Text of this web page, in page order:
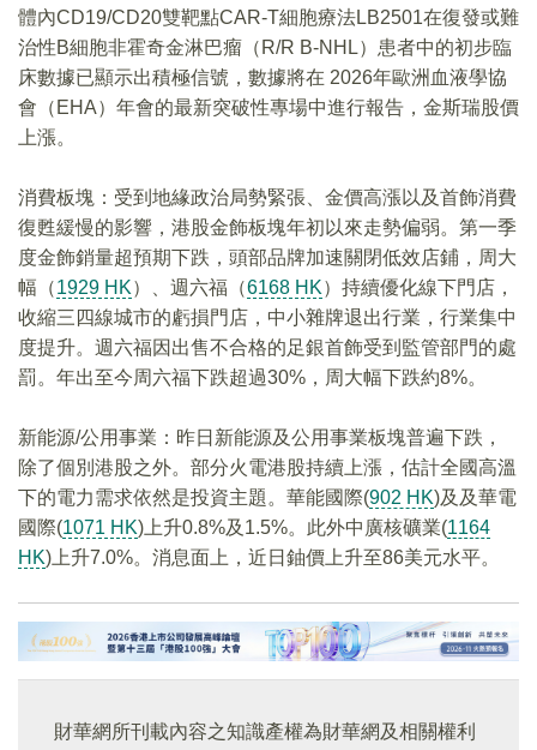
體內CD19/CD20雙靶點CAR-T細胞療法LB2501在復發或難
治性B細胞非霍奇金淋巴瘤（R/R B-NHL）患者中的初步臨
床數據已顯示出積極信號，數據將在 2026年歐洲血液學協
會（EHA）年會的最新突破性專場中進行報告，金斯瑞股價
上漲。
消費板塊：受到地緣政治局勢緊張、金價高漲以及首飾消費
復甦緩慢的影響，港股金飾板塊年初以來走勢偏弱。第一季
度金飾銷量超預期下跌，頭部品牌加速關閉低效店鋪，周大
幅（1929 HK）、週六福（6168 HK）持續優化線下門店，
收縮三四線城市的虧損門店，中小雜牌退出行業，行業集中
度提升。週六福因出售不合格的足銀首飾受到監管部門的處
罰。年出至今周六福下跌超過30%，周大幅下跌約8%。
新能源/公用事業：昨日新能源及公用事業板塊普遍下跌，
除了個別港股之外。部分火電港股持續上漲，估計全國高溫
下的電力需求依然是投資主題。華能國際(902 HK)及及華電
國際(1071 HK)上升0.8%及1.5%。此外中廣核礦業(1164
HK)上升7.0%。消息面上，近日鈾價上升至86美元水平。
財華網所刊載內容之知識產權為財華網及相關權利